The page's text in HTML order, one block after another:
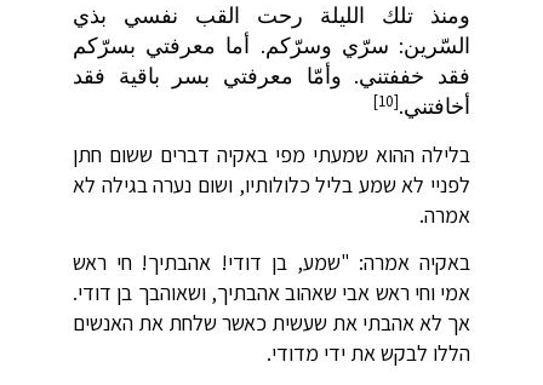
ومنذ تلك الليلة رحت القب نفسي بذي
السّرين: سرّي وسرّكم. أما معرفتي بسرّكم
فقد خففتني. وأمّا معرفتي بسر باقية فقد
أخافتني.[10]
בלילה ההוא שמעתי מפי באקיה דברים ששום חתן
לפניי לא שמע בליל כלולותיו, ושום נערה בגילה לא
אמרה.
באקיה אמרה: "שמע, בן דודי! אהבתיך! חי ראש
אמי וחי ראש אבי שאהוב אהבתיך, ושאוהבך בן דודי.
אך לא אהבתי את שעשית כאשר שלחת את האנשים
הללו לבקש את ידי מדודי.